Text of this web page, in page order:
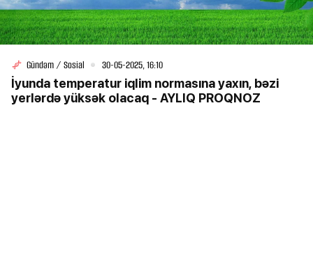
Gündəm / Sosial 30-05-2025, 16:10
İyunda temperatur iqlim normasına yaxın, bəzi
yerlərdə yüksək olacaq - AYLIQ PROQNOZ